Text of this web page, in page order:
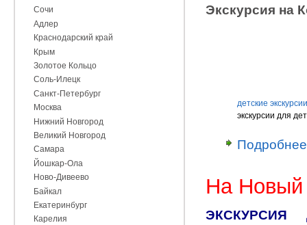
Экскурсия на
детские экскурсии
экскурсии для
Подробнее
На
ЭКСКУРСИЯ
Сочи
Адлер
Краснодарский край
Крым
Золотое Кольцо
Соль-Илецк
Санкт-Петербург
Москва
Нижний Новгород
Великий Новгород
Самара
Йошкар-Ола
Ново-Дивеево
Байкал
Екатеринбург
Карелия